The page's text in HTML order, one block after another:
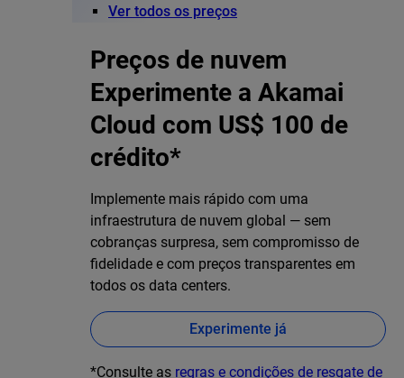
Ver todos os preços
Preços de nuvem
Experimente a Akamai
Cloud com US$ 100 de
crédito*
Implemente mais rápido com uma
infraestrutura de nuvem global — sem
cobranças surpresa, sem compromisso de
fidelidade e com preços transparentes em
todos os data centers.
Experimente já
*Consulte as regras e condições de resgate de